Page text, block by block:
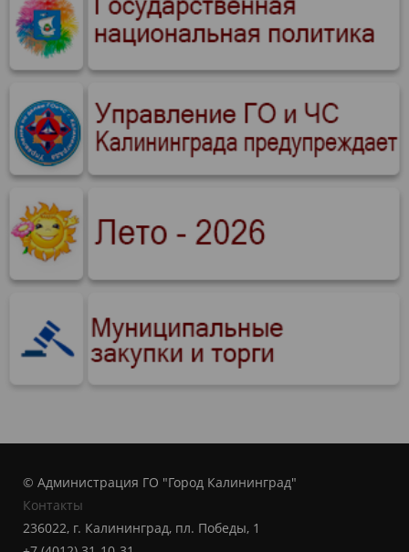
© Администрация ГО "Город Калининград"
Контакты
236022, г. Калининград, пл. Победы, 1